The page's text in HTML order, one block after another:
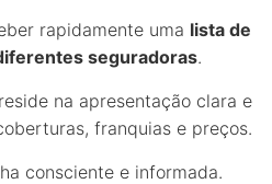
rapidamente uma lista de
seguradoras.
na apresentação clara e
franquias e preços.
consciente e informada.